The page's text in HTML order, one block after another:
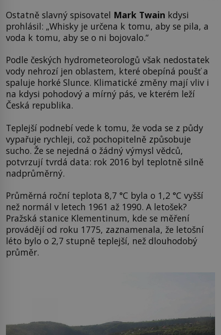
Ostatně slavný spisovatel Mark Twain kdysi
prohlásil: „Whisky je určena k tomu, aby se pila, a
voda k tomu, aby se o ni bojovalo.“
Podle českých hydrometeorologů však nedostatek
vody nehrozí jen oblastem, které obepíná poušť a
spaluje horké Slunce. Klimatické změny mají vliv i
na kdysi pohodový a mírný pás, ve kterém leží
Česká republika.
Teplejší podnebí vede k tomu, že voda se z půdy
vypařuje rychleji, což pochopitelně způsobuje
sucho. Že se nejedná o žádný výmysl vědců,
potvrzují tvrdá data: rok 2016 byl teplotně silně
nadprůměrný.
Průměrná roční teplota 8,7 °C byla o 1,2 °C vyšší
než normál v letech 1961 až 1990. A letošek?
Pražská stanice Klementinum, kde se měření
provádějí od roku 1775, zaznamenala, že letošní
léto bylo o 2,7 stupně teplejší, než dlouhodobý
průměr.